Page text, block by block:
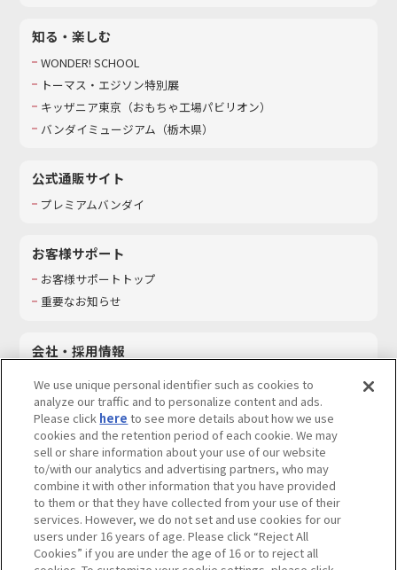
知る・楽しむ
WONDER! SCHOOL
トーマス・エジソン特別展
キッザニア東京（おもちゃ工場パビリオン）​
バンダイミュージアム（栃木県）
公式通販サイト
プレミアムバンダイ
お客様サポート
お客様サポートトップ
重要なお知らせ
会社・採用情報
採用情報
サステナビリティ
お問い合わせ
ウェブサイトご利用条件 ソーシャルメディアポリシー
個人情報及び特定個人情報等の取り扱いに関する保護方針
We use unique personal identifier such as cookies to
analyze our traffic and to personalize content and ads.
Please click here to see more details about how we use
cookies and the retention period of each cookie. We may
sell or share information about your use of our website
to/with our analytics and advertising partners, who may
combine it with other information that you have provided
to them or that they have collected from your use of their
services. However, we do not set and use cookies for our
users under 16 years of age. Please click “Reject All
Cookies” if you are under the age of 16 or to reject all